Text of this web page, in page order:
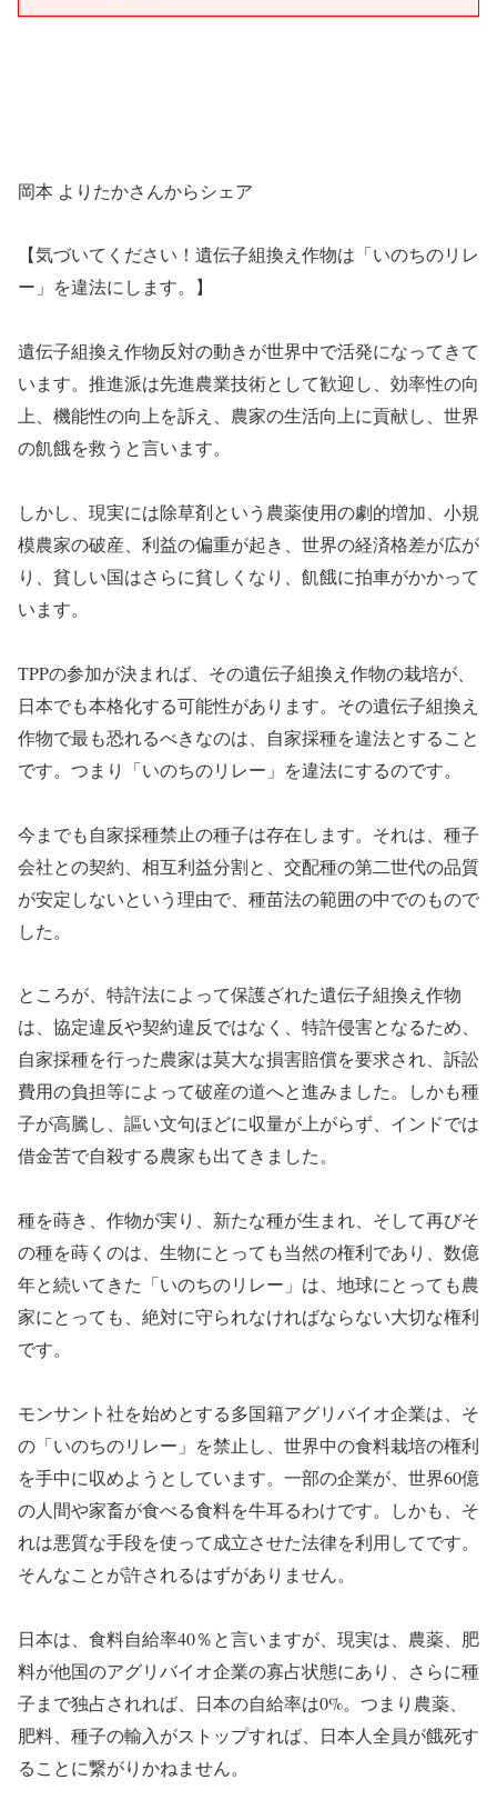
岡本 よりたかさんからシェア
【気づいてください！遺伝子組換え作物は「いのちのリレ
ー」を違法にします。】
遺伝子組換え作物反対の動きが世界中で活発になってきて
います。推進派は先進農業技術として歓迎し、効率性の向
上、機能性の向上を訴え、農家の生活向上に貢献し、世界
の飢餓を救うと言います。
しかし、現実には除草剤という農薬使用の劇的増加、小規
模農家の破産、利益の偏重が起き、世界の経済格差が広が
り、貧しい国はさらに貧しくなり、飢餓に拍車がかかって
います。
TPPの参加が決まれば、その遺伝子組換え作物の栽培が、
日本でも本格化する可能性があります。その遺伝子組換え
作物で最も恐れるべきなのは、自家採種を違法とすること
です。つまり「いのちのリレー」を違法にするのです。
今までも自家採種禁止の種子は存在します。それは、種子
会社との契約、相互利益分割と、交配種の第二世代の品質
が安定しないという理由で、種苗法の範囲の中でのもので
した。
ところが、特許法によって保護ざれた遺伝子組換え作物
は、協定違反や契約違反ではなく、特許侵害となるため、
自家採種を行った農家は莫大な損害賠償を要求され、訴訟
費用の負担等によって破産の道へと進みました。しかも種
子が高騰し、謳い文句ほどに収量が上がらず、インドでは
借金苦で自殺する農家も出てきました。
種を蒔き、作物が実り、新たな種が生まれ、そして再びそ
の種を蒔くのは、生物にとっても当然の権利であり、数億
年と続いてきた「いのちのリレー」は、地球にとっても農
家にとっても、絶対に守られなければならない大切な権利
です。
モンサント社を始めとする多国籍アグリバイオ企業は、そ
の「いのちのリレー」を禁止し、世界中の食料栽培の権利
を手中に収めようとしています。一部の企業が、世界60億
の人間や家畜が食べる食料を牛耳るわけです。しかも、そ
れは悪質な手段を使って成立させた法律を利用してです。
そんなことが許されるはずがありません。
日本は、食料自給率40％と言いますが、現実は、農薬、肥
料が他国のアグリバイオ企業の寡占状態にあり、さらに種
子まで独占されれば、日本の自給率は0%。つまり農薬、
肥料、種子の輸入がストップすれば、日本人全員が餓死す
ることに繋がりかねません。